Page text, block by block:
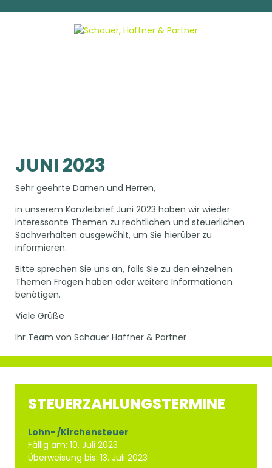
JUNI 2023
Sehr geehrte Damen und Herren,
in unserem Kanzleibrief Juni 2023 haben wir wieder
interessante Themen zu rechtlichen und steuerlichen
Sachverhalten ausgewählt, um Sie hierüber zu
informieren.
Bitte sprechen Sie uns an, falls Sie zu den einzelnen
Themen Fragen haben oder weitere Informationen
benötigen.
Viele Grüße
Ihr Team von Schauer Häffner & Partner
STEUERZAHLUNGSTERMINE
Lohn- /Kirchensteuer
Fällig am: 10. Juli 2023
Überweisung bis: 13. Juli 2023